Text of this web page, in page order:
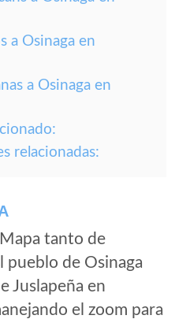
a Osinaga en
a Osinaga en
relacionadas:
tanto de
pueblo de Osinaga
Juslapeña en
el zoom para